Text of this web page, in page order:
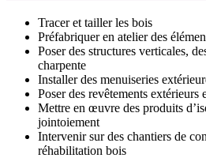
Tracer et tailler les bois
Préfabriquer en atelier des
Poser des structures verticales,
charpente
Installer des menuiseries
Poser des revêtements extérieurs
Mettre en œuvre des produits
jointoiement
Intervenir sur des chantiers de
réhabilitation bois